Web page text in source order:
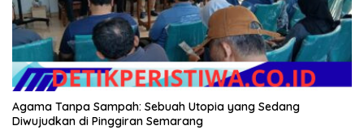
Agama Tanpa Sampah: Sebuah Utopia yang Sedang
Diwujudkan di Pinggiran Semarang